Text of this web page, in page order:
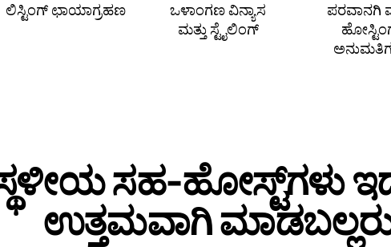
ಲಿಸ್ಟಿಂಗ್ ಛಾಯಾಗ್ರಹಣ
ಒಳಾಂಗಣ ವಿನ್ಯಾಸ
ಮತ್ತು ಸ್ಟೈಲಿಂಗ್
ಪರವಾನಗಿ
ಸಹ‑ಹೋಸ್ಟ್‌ಗಳು
ಉತ್ತಮವಾಗಿ